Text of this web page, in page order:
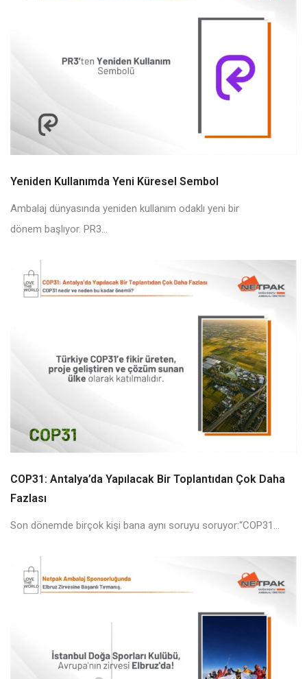
Yeniden Kullanımda Yeni Küresel Sembol
Ambalaj dünyasında yeniden kullanım odaklı yeni bir
dönem başlıyor. PR3...
COP31: Antalya’da Yapılacak Bir Toplantıdan Çok Daha
Fazlası
Son dönemde birçok kişi bana aynı soruyu soruyor:“COP31...